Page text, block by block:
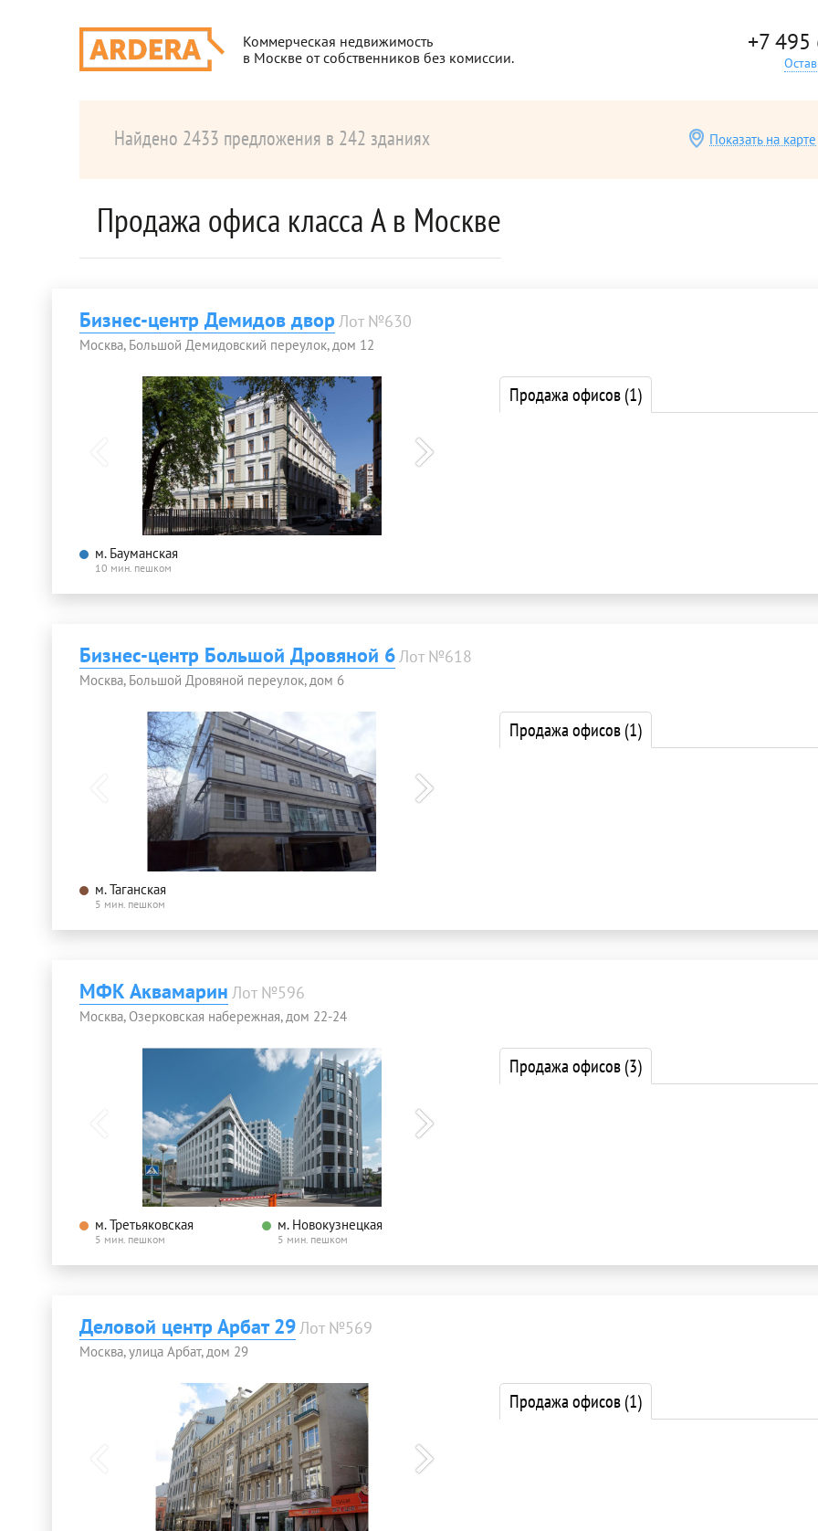
Коммерческая недвижимость
в Москве от собственников без комиссии.
+7
Найдено 2433 предложения в 242 зданиях Показать на карте
Продажа офиса класса A в Москве
Бизнес-центр Демидов дворЛот №630
Москва, Большой Демидовский переулок, дом 12
м. Бауманская
10 мин. пешком
Продажа офисов(1)
Бизнес-центр Большой Дровяной 6Лот №618
Москва, Большой Дровяной переулок, дом 6
м. Таганская
5 мин. пешком
Продажа офисов(1)
МФК Аквамарин Лот №596
Москва, Озерковская набережная, дом 22-24
м. Третьяковская
5 мин. пешком
м. Новокузнецкая
5 мин. пешком
Продажа офисов(3)
Деловой центр Арбат 29Лот №569
Москва, улица Арбат, дом 29
Продажа офисов(1)